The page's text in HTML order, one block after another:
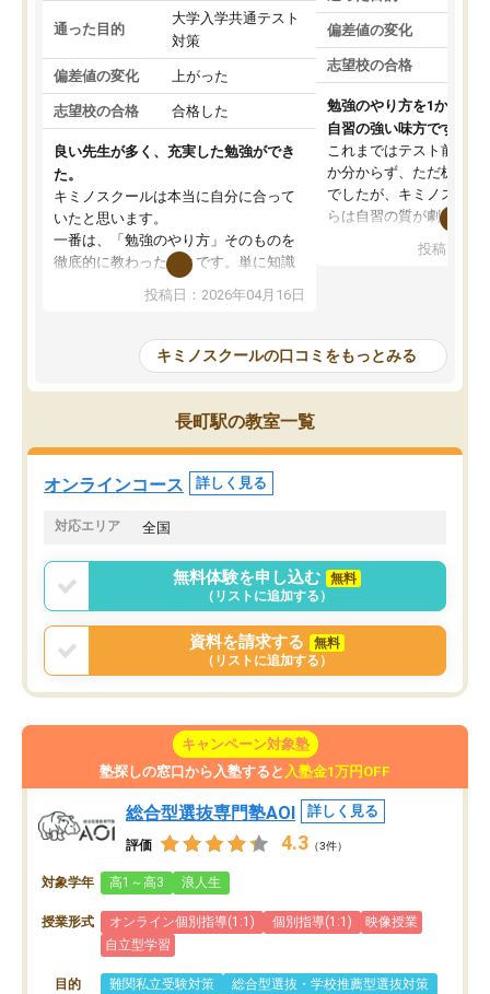
通った目的
大学入学共通テスト
対策
偏差値の変化 上がった
志望校の合格 合格した
良い先生が多く、充実した勉強ができ
た。
キミノスクールは本当に自分に合って
いたと思います。
一番は、「勉強のやり方」そのものを
徹底的に教わったことです。単に知識
を詰め込むのではなく、自学自習の習
慣が身につくよう並走してくれるの
はなくなりました。
講師の方との距離も近く、親身なコー
チングのおかげで、停滞期もモチベー
ションを維持できました。「やらされ
る勉強」から「目標のための勉強」へ
意識が変わったことが、目標校への合
投稿日：2026年04月16日
偏差値の変化
志望校の合格
勉強のやり方を1から教
自習の強い味方です。
これまではテスト前に何
か分からず、ただ机に座
でしたが、キミノスクー
らは自習の質が劇的に変
を明確にしてくれるの
の仕方をコーチングして
ルなので、家での学習習
身につきました。結果と
た。自分から学ぶ姿勢を
投稿日：
キミノスクールの口コミをもっとみる
長町駅の教室一覧
オンラインコース 詳しく見る
対応エリア 全国
無料体験を申し込む
無料
（リストに追加する）
資料を請求する
無料
（リストに追加する）
キャンペーン対象塾
塾探しの窓口から入塾すると 入塾金1万円OFF
総合型選抜専門塾AOI 詳しく見る
評価 4.3 （3件）
対象学年 高1～高3 浪人生
授業形式 オンライン個別指導(1:1) 個別指導(1:1)
映像授業
自立型学習
目的 難関私立受験対策 総合型選抜・学校推薦型選抜対策